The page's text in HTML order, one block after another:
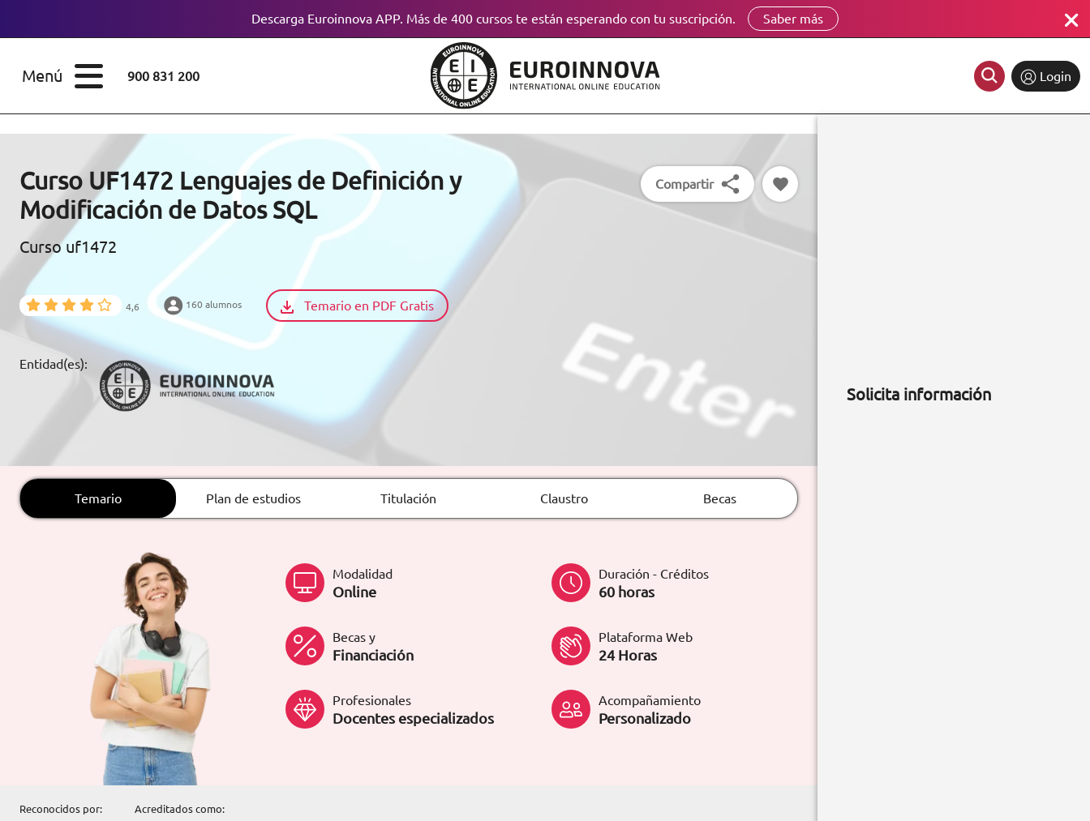
Descarga Euroinnova APP. Más de 400 cursos te están esperando con tu suscripción. Saber más
Menú 900 831 200 Login
CONOCE EUROINNOVA
BECAS Y
FINANCIACIÓN
RECURSOS
EDUCATIVOS
CONTACTO ES
formacion@euroinnova.com
TRABAJA CON NOSOTROS
ESTUDIOS
Licenciaturas
Doctorados
Maestría
Diplomados
Certificados de
Profesionalidad
Curso UF1472 Lenguajes de Definición y
Modificación de Datos SQL
Curso uf1472
4,6 160 alumnos Temario en PDF Gratis
Entidad(es):
Compartir
Temario Plan de estudios Titulación Claustro Becas
Modalidad
Online
Duración - Créditos
60 horas
Becas y
Financiación
Plataforma Web
24 Horas
Profesionales
Docentes especializados
Acompañamiento
Personalizado
Reconocidos por: Acreditados como:
Solicita información